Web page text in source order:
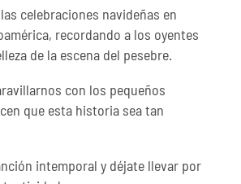
celebraciones navideñas en
recordando a los oyentes
de la escena del pesebre.
con los pequeños
que esta historia sea tan
intemporal y déjate llevar por